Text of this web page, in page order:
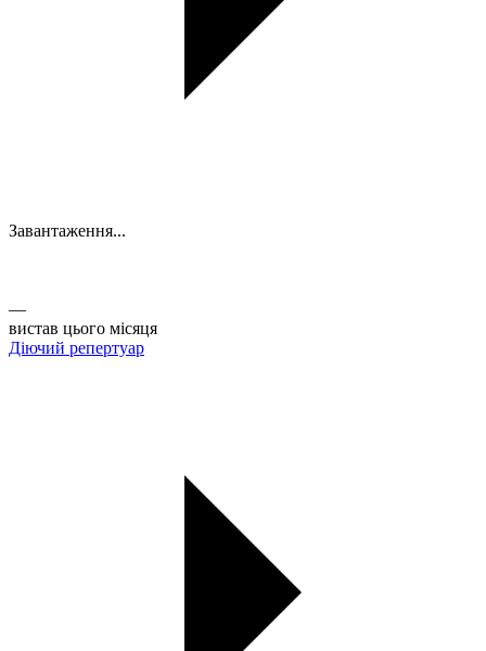
Завантаження...
—
вистав цього місяця
Діючий репертуар